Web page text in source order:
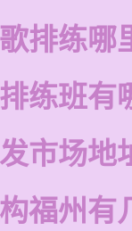
排练哪
练班有
市场地
福州有